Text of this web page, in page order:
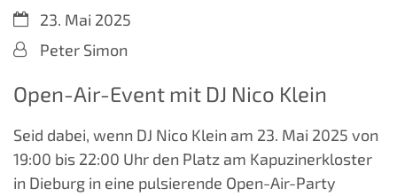
Datum:23. Mai 2025
Von:Peter Simon
Open-Air-Event mit DJ Nico Klein
Seid dabei, wenn DJ Nico Klein am 23. Mai 2025 von
19:00 bis 22:00 Uhr den Platz am Kapuzinerkloster
in Dieburg in eine pulsierende Open-Air-Party